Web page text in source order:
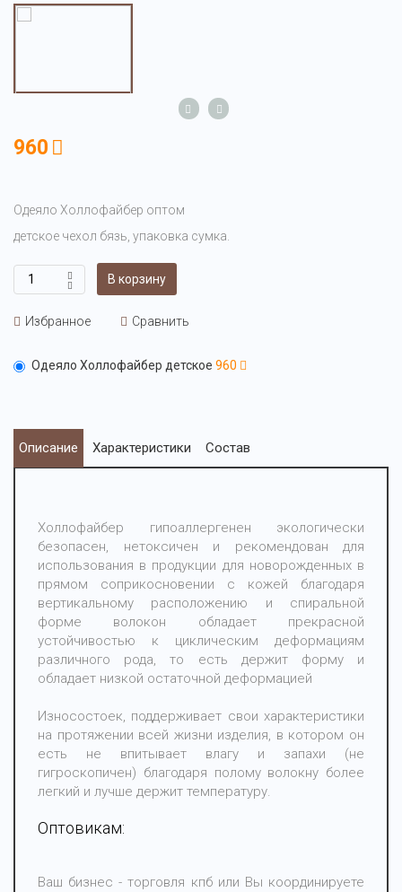
960
Одеяло Холлофайбер оптом
детское чехол бязь, упаковка сумка.
В корзину
Избранное Сравнить
Одеяло Холлофайбер детское 960
Описание Характеристики Состав
Холлофайбер гипоаллергенен экологически
безопасен, нетоксичен и рекомендован для
использования в продукции для новорожденных в
прямом соприкосновении с кожей благодаря
вертикальному расположению и спиральной
форме волокон обладает прекрасной
устойчивостью к циклическим деформациям
различного рода, то есть держит форму и
обладает низкой остаточной деформацией
Износостоек, поддерживает свои характеристики
на протяжении всей жизни изделия, в котором он
есть не впитывает влагу и запахи (не
гигроскопичен) благодаря полому волокну более
легкий и лучше держит температуру.
Оптовикам:
Ваш бизнес - торговля кпб или Вы координируете